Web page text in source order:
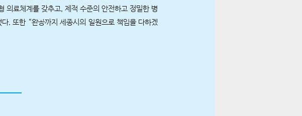
의료체계를 갖추고, 제적 수준의 안전하고 정밀한 병
. 또한 “완공까지 세종시의 일원으로 책임을 다하겠